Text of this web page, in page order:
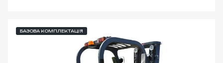
БАЗОВА КОМПЛЕКТАЦІЯ